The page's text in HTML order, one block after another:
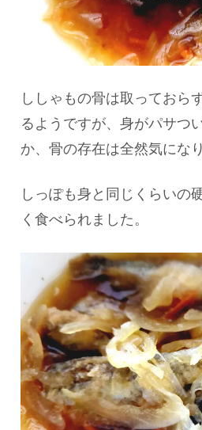
ししゃもの骨は取っておら
るようですが、身がパサつ
か、骨の存在は全然気にな
しっぽも身と同じくらいの
く食べられました。